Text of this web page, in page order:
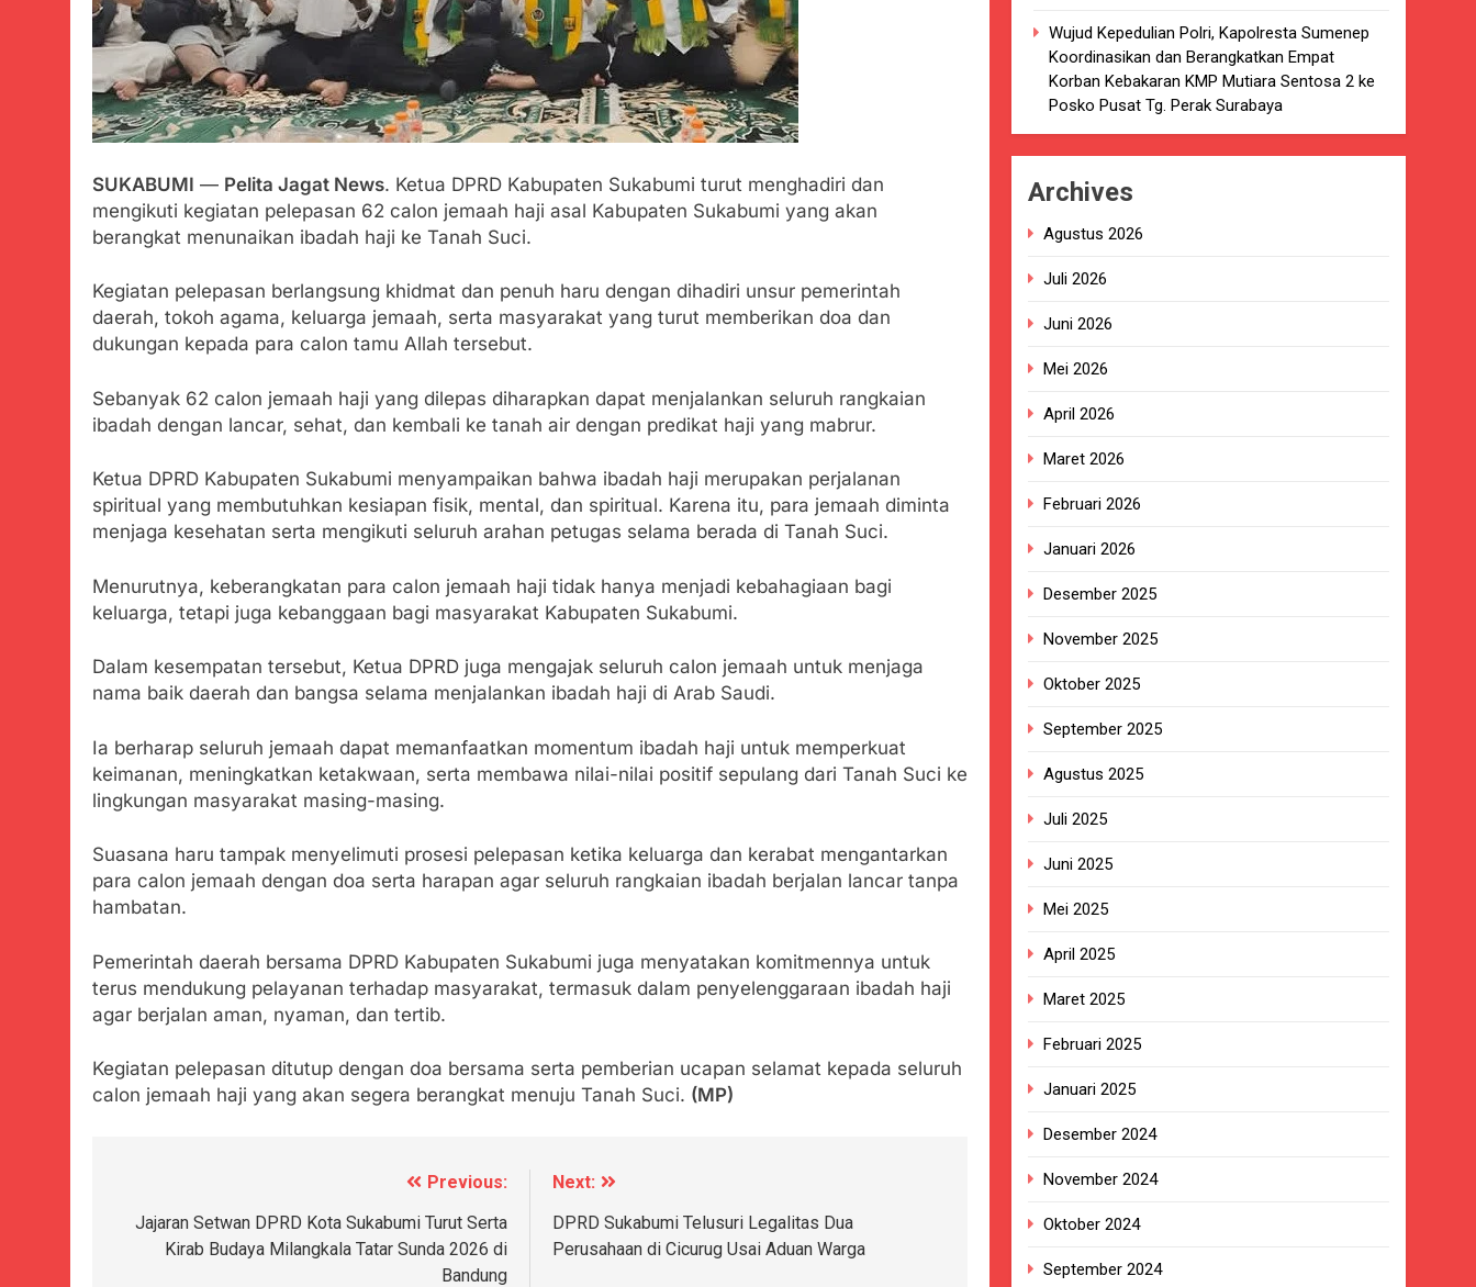
Juli 21, 2024
Kisruh terkait Dugaan Puskesmas beli obat akan Kadaluarsa,Ketua Komisi 4 DPRD Kabupaten Sukabumi Angkat
Bicara
Juli 21, 2024
Perindah Gereja, Satgas Yonif 310/KK Lakukan Pengecatan Dan Pembenahan
Juli 21, 2024
Juli 21, 2024
Diduga Pembelian Obat oleh Puskesmas di Kab. Sukabumi yang akan Kadaluarsa.
Juli 20, 2024
Tunjukan Perhatiannya, Satgas Yonif 310/KK Berikan Bantuan Duka Cita
Juli 20, 2024
Polda Jabar Beberkan Perkembangan Terbaru Kasus Dago Elos
Kejaksaan Negeri Kab Sukabumi didesak usut Tuntas Dugaan penyelewengan Pengadaan Buku Simi
Juli 19, 2024
Juli 19, 2024
Sambut Tahun Ajaran Baru, Satgas Yonif 310/KK Ajak Pelajar Bersihkan Lingkungan Sekolah
Juli 19, 2024
Juli 16, 2024
Data Ganda Capai 6 Juta, BGN Benahi Basis Penerima Program Makan Bergizi Gratis
Zulhas Pastikan SPPG di Wilayah 3T Tuntas Pekan Ini, Integrasi Data MBG Hampir Rampung
Agustus 6, 2026
Bobby Maulana Pastikan Kawasan Kuliner Ahmad Yani Tetap Bersih, Pemkot Sukabumi Perkuat Penataan Pedagang
dan Pengelolaan Sampah
Agustus 6, 2026
Ribuan Warga Padati Peringatan Hari ASI Sedunia di Cibadak, PDIP Tegaskan ASI adalah Investasi Peradaban dan
Upaya Cegah Stunting
Wujud Kepedulian Polri, Kapolresta Sumenep Koordinasikan dan Berangkatkan Empat Korban Kebakaran KMP Mutiara
Sentosa 2 ke Posko Pusat Tg. Perak Surabaya
Bertentangan dengan Edaran Disdik Jabar
Agustus 4, 2026
Ketua Umum FSP Maritim Indonesia Bantah Isu Mogok Nasional TKBM: “Belum Ada Keputusan Resmi”
Menjelajahi Potensi Alam dan Kehangatan Gotong Royong di Desa Sukakersa
Agustus 3, 2026
Kapolresta Sumenep Sambut Kedatangan Korban Evakuasi KM Mutiara Sentosa 2 di Pelabuhan Kalianget
SUKABUMI — Pelita Jagat News. Ketua DPRD Kabupaten Sukabumi turut menghadiri dan
mengikuti kegiatan pelepasan 62 calon jemaah haji asal Kabupaten Sukabumi yang akan
berangkat menunaikan ibadah haji ke Tanah Suci.
Kegiatan pelepasan berlangsung khidmat dan penuh haru dengan dihadiri unsur pemerintah
daerah, tokoh agama, keluarga jemaah, serta masyarakat yang turut memberikan doa dan
dukungan kepada para calon tamu Allah tersebut.
Sebanyak 62 calon jemaah haji yang dilepas diharapkan dapat menjalankan seluruh rangkaian
ibadah dengan lancar, sehat, dan kembali ke tanah air dengan predikat haji yang mabrur.
Ketua DPRD Kabupaten Sukabumi menyampaikan bahwa ibadah haji merupakan perjalanan
spiritual yang membutuhkan kesiapan fisik, mental, dan spiritual. Karena itu, para jemaah diminta
menjaga kesehatan serta mengikuti seluruh arahan petugas selama berada di Tanah Suci.
Menurutnya, keberangkatan para calon jemaah haji tidak hanya menjadi kebahagiaan bagi
keluarga, tetapi juga kebanggaan bagi masyarakat Kabupaten Sukabumi.
Dalam kesempatan tersebut, Ketua DPRD juga mengajak seluruh calon jemaah untuk menjaga
nama baik daerah dan bangsa selama menjalankan ibadah haji di Arab Saudi.
Ia berharap seluruh jemaah dapat memanfaatkan momentum ibadah haji untuk memperkuat
keimanan, meningkatkan ketakwaan, serta membawa nilai-nilai positif sepulang dari Tanah Suci ke
lingkungan masyarakat masing-masing.
Suasana haru tampak menyelimuti prosesi pelepasan ketika keluarga dan kerabat mengantarkan
para calon jemaah dengan doa serta harapan agar seluruh rangkaian ibadah berjalan lancar tanpa
hambatan.
Pemerintah daerah bersama DPRD Kabupaten Sukabumi juga menyatakan komitmennya untuk
terus mendukung pelayanan terhadap masyarakat, termasuk dalam penyelenggaraan ibadah haji
agar berjalan aman, nyaman, dan tertib.
Kegiatan pelepasan ditutup dengan doa bersama serta pemberian ucapan selamat kepada seluruh
calon jemaah haji yang akan segera berangkat menuju Tanah Suci. (MP)
pos
Previous:
Jajaran Setwan DPRD Kota Sukabumi Turut Serta
Kirab Budaya Milangkala Tatar Sunda 2026 di
Bandung
Next:
DPRD Sukabumi Telusuri Legalitas Dua
Perusahaan di Cicurug Usai Aduan Warga
Wujud Kepedulian Polri, Kapolresta Sumenep
Koordinasikan dan Berangkatkan Empat
Korban Kebakaran KMP Mutiara Sentosa 2 ke
Posko Pusat Tg. Perak Surabaya
Archives
Agustus 2026
Juli 2026
Juni 2026
Mei 2026
April 2026
Maret 2026
Februari 2026
Januari 2026
Desember 2025
November 2025
Oktober 2025
September 2025
Agustus 2025
Juli 2025
Juni 2025
Mei 2025
April 2025
Maret 2025
Februari 2025
Januari 2025
Desember 2024
November 2024
Oktober 2024
September 2024